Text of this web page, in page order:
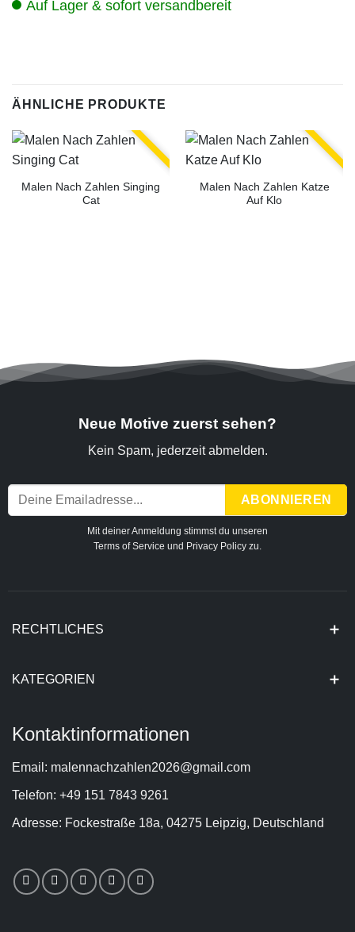
Auf Lager & sofort versandbereit
ÄHNLICHE PRODUKTE
Malen Nach Zahlen Singing
Cat
Malen Nach Zahlen Katze
Auf Klo
Neue Motive zuerst sehen?
Kein Spam, jederzeit abmelden.
Mit deiner Anmeldung stimmst du unseren
Terms of Service und Privacy Policy zu.
RECHTLICHES
KATEGORIEN
Kontaktinformationen
Email: malennachzahlen2026@gmail.com
Telefon: +49 151 7843 9261
Adresse: Fockestraße 18a, 04275 Leipzig, Deutschland